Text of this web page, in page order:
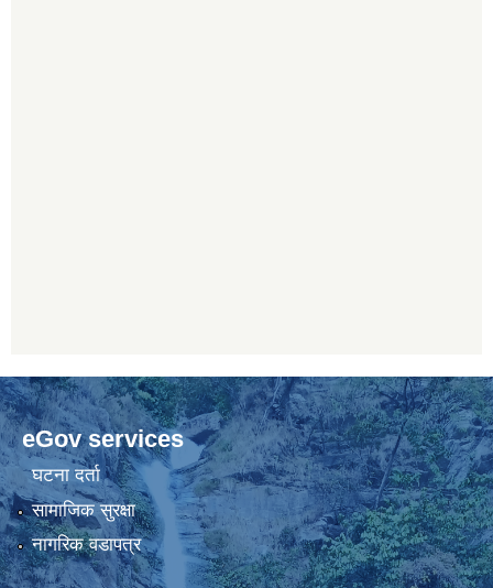
eGov services
घटना दर्ता
सामाजिक सुरक्षा
नागरिक वडापत्र